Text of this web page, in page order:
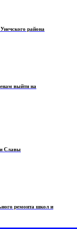
района
выйти на
Славы
ремонта школ и